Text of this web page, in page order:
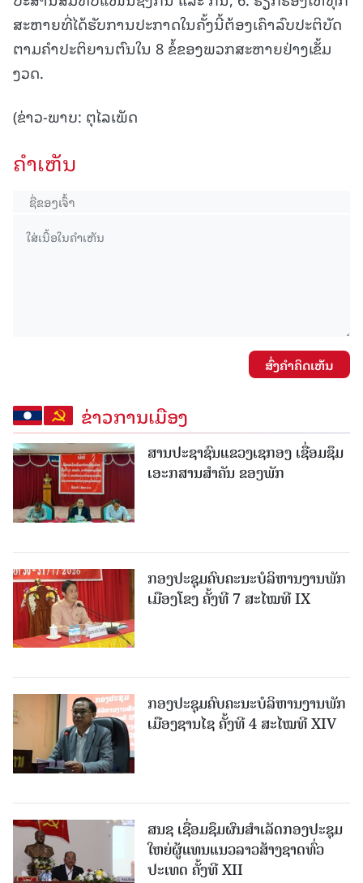
ສະຫາຍທີ່ໄດ້ຮັບການປະກາດໃນຄັ້ງນີ້ຕ້ອງເຄົາລົບປະຕິບັດ
ຕາມຄໍາປະຕິຍານຕົນໃນ 8 ຂໍ້ຂອງພວກສະຫາຍຢ່າງເຂັ້ມ
ງວດ.
(ຂ່າວ-ພາບ: ຕຸໄລເພັດ
ຄໍາເຫັນ
ສົ່ງຄໍາຄິດເຫັນ
ຂ່າວການເມືອງ
ສານປະຊາຊົນແຂວງເຊກອງ ເຊື່ອມຊຶມ
ເອະກສານສໍາຄັນ ຂອງພັກ
ກອງປະຊຸມຄົບຄະນະບໍລິຫານງານພັກ
ເມືອງໂຂງ ຄັ້ງທີ 7 ສະໄໝທີ IX
ກອງປະຊຸມຄົບຄະນະບໍລິຫານງານພັກ
ເມືອງຊານ​ໄຊ ຄັ້ງທີ 4 ສະໄໝທີ XIV
ສນຊ ເຊື່ອມຊຶມຜົນສໍາເລັດກອງປະຊຸມ
ໃຫຍ່ຜູ້ແທນແນວລາວສ້າງຊາດທົ່ວ
ປະເທດ ຄັ້ງທີ XII